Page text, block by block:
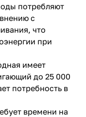
потребляют
с
что
при
имеет
до 25 000
потребность в
времени на